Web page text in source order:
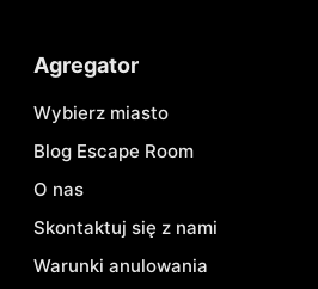
Agregator
Wybierz miasto
Blog Escape Room
O nas
Skontaktuj się z nami
Warunki anulowania